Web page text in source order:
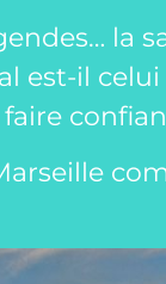
la
est-il